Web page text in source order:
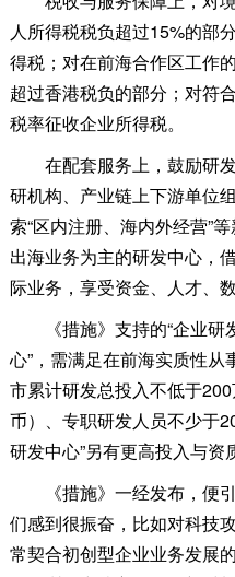
人所得税税负超过15%的部
得税；对在前海合作区工作
超过香港税负的部分；对符
税率征收企业所得税。
在配套服务上，鼓励研发
研机构、产业链上下游单位
索“区内注册、海内外经营”
出海业务为主的研发中心，
际业务，享受资金、人才、
《措施》支持的“企业研
心”，需满足在前海实质性
市累计研发总投入不低于
币）、专职研发人员不少于
研发中心”另有更高投入与资
《措施》一经发布，便引
们感到很振奋，比如对科技
常契合初创型企业业务发展